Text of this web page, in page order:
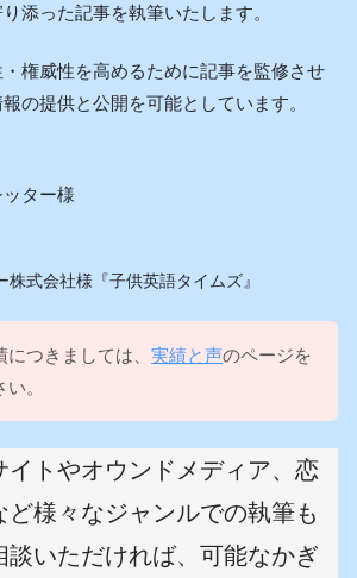
添った記事を執筆いたします。
権威性を高めるために記事を監修させ
の提供と公開を可能としています。
ター様
式会社様『子供英語タイムズ』
つきましては、 実績と声のページを
。
イトやオウンドメディア、恋
ど様々なジャンルでの執筆も
談いただければ、可能なかぎ